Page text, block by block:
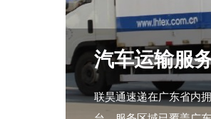
汽车运输服
联昊通速递在广东省内